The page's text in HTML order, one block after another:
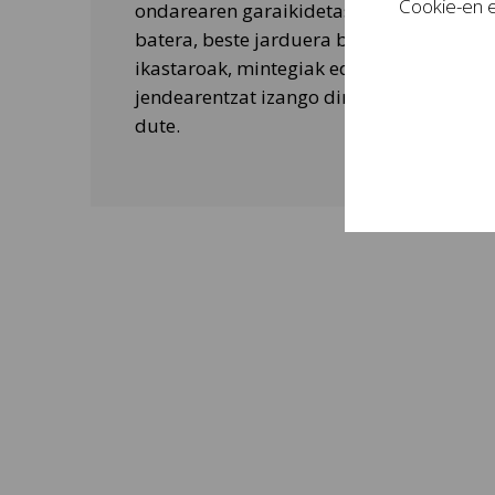
ondarearen garaikidetasuna
batera, beste jarduera batzuk ere egiten
ikastaroak, mintegiak edo tailer
jendearentzat izango dira eta bisitarien
dute.
Cookie-en